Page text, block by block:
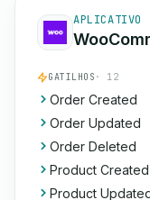
APLICATIVO
GATILHOS · 12
Order Created
Order Updated
Order Deleted
Product Created
Product